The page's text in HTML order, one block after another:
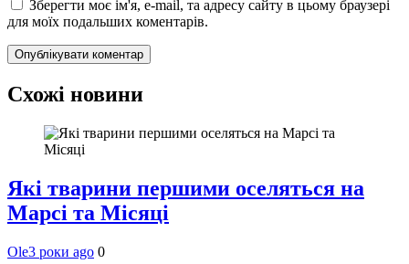
Зберегти моє ім'я, e-mail, та адресу сайту в цьому браузері
для моїх подальших коментарів.
Схожі новини
Які тварини першими оселяться на
Марсі та Місяці
Ole3 роки ago 0